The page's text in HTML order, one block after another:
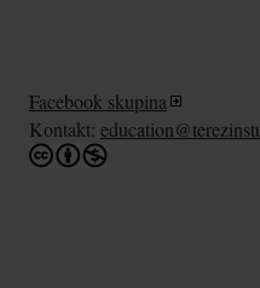
Facebook skupina
Kontakt: